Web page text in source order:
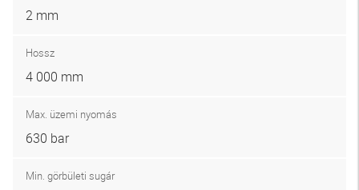
2 mm
Hossz
4 000 mm
Max. üzemi nyomás
630 bar
Min. görbületi sugár